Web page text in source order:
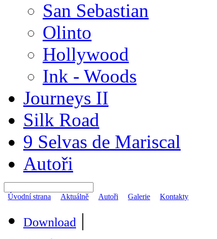
San Sebastian
Olinto
Hollywood
Ink - Woods
Journeys II
Silk Road
9 Selvas de Mariscal
Autoři
Úvodní strana Aktuálně Autoři Galerie Kontakty
Download |